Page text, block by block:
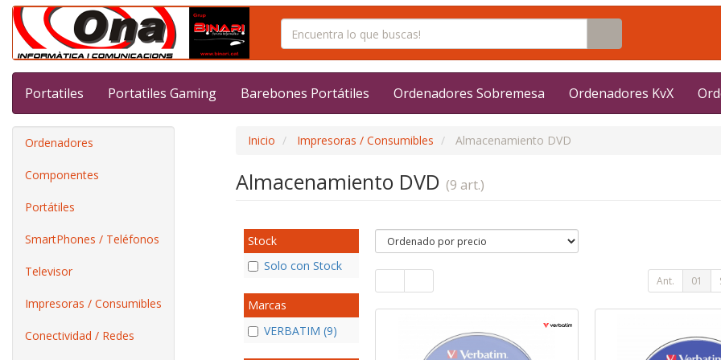
Portatiles Portatiles Gaming Barebones Portátiles Ordenadores Sobremesa Ordenadores KvX
Ordenadores
Componentes
Portátiles
SmartPhones / Teléfonos
Televisor
Impresoras / Consumibles
Conectividad / Redes
Inicio Impresoras / Consumibles Almacenamiento DVD
Almacenamiento DVD (9 art.)
Stock
Solo con Stock
Marcas
VERBATIM (9)
Ant. 01